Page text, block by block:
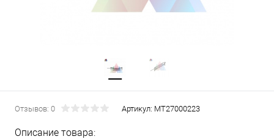
Отзывов: 0 Артикул: МТ27000223
Описание товара: